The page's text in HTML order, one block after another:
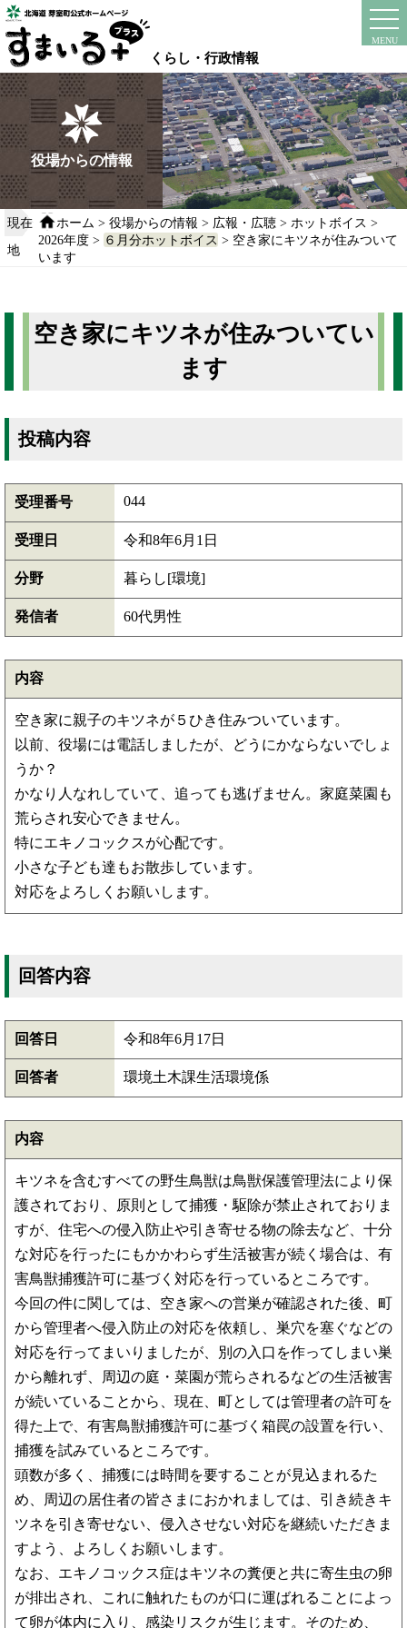
本
文
へ
移
動
る
くらし・行政情報
MENU
instagram
役場からの情報
現在
地
ホーム > 役場からの情報 > 広報・広聴> ホットボイス >
2026年度> ６月分ホットボイス > 空き家にキツネが住みついて
います
空き家にキツネが住みついてい
ます
投稿内容
受理番号 044
受理日 令和8年6月1日
分野 暮らし[環境]
発信者 60代男性
内容
空き家に親子のキツネが５ひき住みついています。
以前、役場には電話しましたが、どうにかならないでしょ
うか？
かなり人なれしていて、追っても逃げません。家庭菜園も
荒らされ安心できません。
特にエキノコックスが心配です。
小さな子ども達もお散歩しています。
対応をよろしくお願いします。
回答内容
回答日 令和8年6月17日
回答者 環境土木課生活環境係
内容
キツネを含むすべての野生鳥獣は鳥獣保護管理法により保
護されており、原則として捕獲・駆除が禁止されておりま
すが、住宅への侵入防止や引き寄せる物の除去など、十分
な対応を行ったにもかかわらず生活被害が続く場合は、有
害鳥獣捕獲許可に基づく対応を行っているところです。
今回の件に関しては、空き家への営巣が確認された後、町
から管理者へ侵入防止の対応を依頼し、巣穴を塞ぐなどの
対応を行ってまいりましたが、別の入口を作ってしまい巣
から離れず、周辺の庭・菜園が荒らされるなどの生活被害
が続いていることから、現在、町としては管理者の許可を
得た上で、有害鳥獣捕獲許可に基づく箱罠の設置を行い、
捕獲を試みているところです。
頭数が多く、捕獲には時間を要することが見込まれるた
め、周辺の居住者の皆さまにおかれましては、引き続きキ
ツネを引き寄せない、侵入させない対応を継続いただきま
すよう、よろしくお願いします。
なお、エキノコックス症はキツネの糞便と共に寄生虫の卵
が排出され、これに触れたものが口に運ばれることによっ
て卵が体内に入り、感染リスクが生じます。そのため、